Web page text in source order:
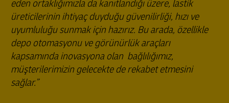
eden ortaklığımızla da kanıtlandığı üzere, lastik
üreticilerinin ihtiyaç duyduğu güvenilirliği, hızı ve
uyumluluğu sunmak için hazırız. Bu arada, özellikle
depo otomasyonu ve görünürlük araçları
kapsamında inovasyona olan bağlılığımız,
müşterilerimizin gelecekte de rekabet etmesini
sağlar.